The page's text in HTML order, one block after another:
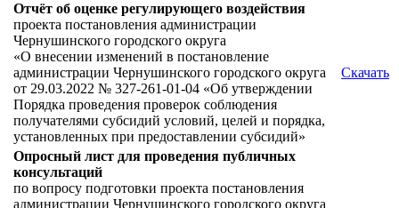
Отчёт об оценке регулирующего воздействия
проекта постановления администрации
Чернушинского городского округа
«О внесении изменений в постановление
администрации Чернушинского городского округа
от 29.03.2022 № 327-261-01-04 «Об утверждении
Порядка проведения проверок соблюдения
получателями субсидий условий, целей и порядка,
установленных при предоставлении субсидий»
Скачать
Опросный лист для проведения публичных
консультаций
по вопросу подготовки проекта постановления
администрации Чернушинского городского округа